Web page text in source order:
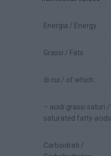
Energia / Energy
Grassi / Fats
di cui / of which:
– acidi grassi saturi /
saturated fatty acids
Carboidrati /